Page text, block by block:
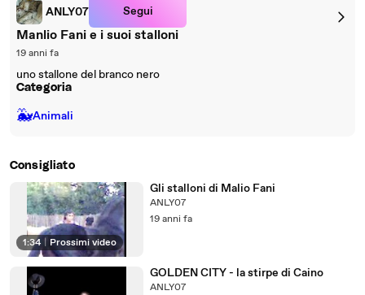
ANLY07 Segui
Manlio Fani e i suoi stalloni
19 anni fa
uno stallone del branco nero
Categoria
🐳Animali
Consigliato
1:34 Prossimi video
Gli stalloni di Malio Fani
ANLY07
19 anni fa
GOLDEN CITY - la stirpe di Caino
ANLY07